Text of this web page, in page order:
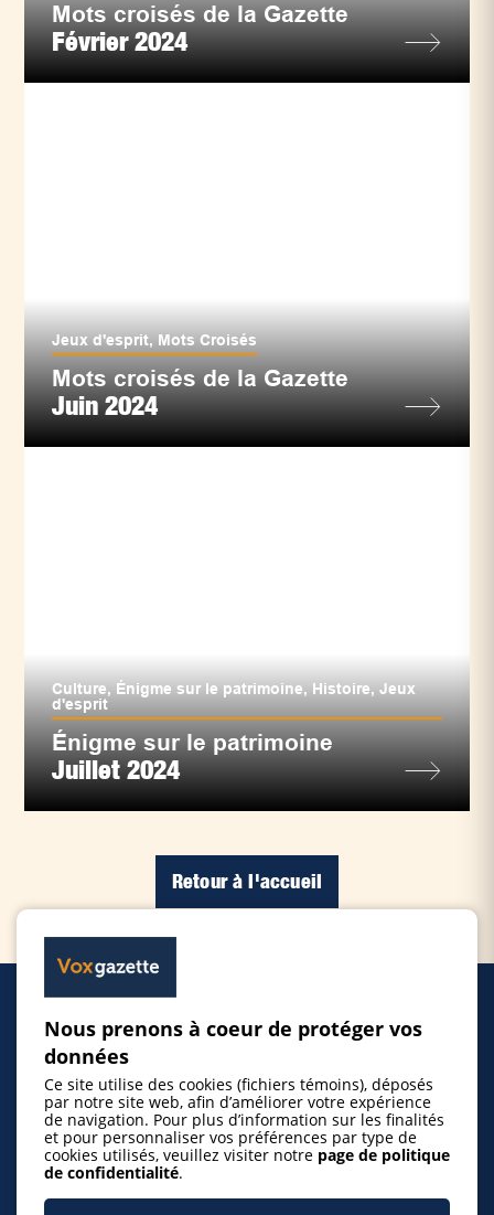
Mots croisés de la Gazette
Février 2024
Jeux d'esprit, Mots Croisés
Mots croisés de la Gazette
Juin 2024
Culture, Énigme sur le patrimoine, Histoire,Jeux
d'esprit
Énigme sur le patrimoine
Juillet 2024
Retour à l'accueil
Inscrire un événement
© 2026 Gazette de la Mauricie. Tous droits
Nous prenons à coeur de protéger vos
données
Ce site utilise des cookies (fichiers témoins), déposés
par notre site web, afin d’améliorer votre expérience
de navigation. Pour plus d’information sur les finalités
et pour personnaliser vos préférences par type de
cookies utilisés, veuillez visiter notre page de politique
de confidentialité.